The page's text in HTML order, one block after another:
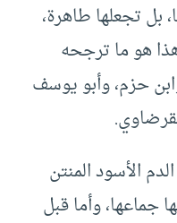
بل تجعلها طاهرة،
هو ما ترجحه
حزم، وأبو يوسف
الأسود المنتن
جماعها، وأما قبل